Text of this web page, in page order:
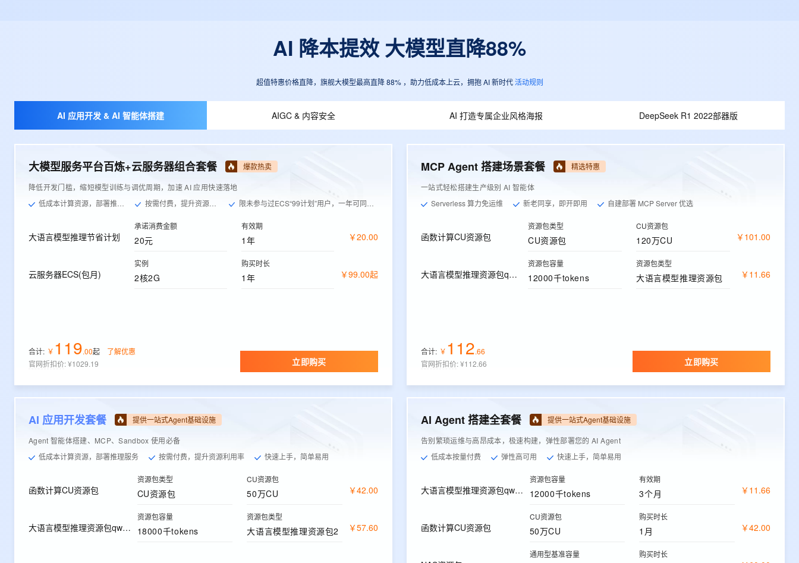
AI 降本提效 大模型直降88%
超值特惠价格直降，旗舰大模型最高直降 88% ，助力低成本上云，拥抱 AI 新时代 活动规则
AI 应用开发 & AI 智能体搭建 AIGC & 内容安全 AI 打造专属企业风格海报 DeepSeek R1 2022部器版
大模型服务平台百炼+云服务器组合套餐 爆款热卖
降低开发门槛，缩短模型训练与调优周期，加速 AI 应用快速落地
低成本计算资源，部署推理服务
按需付费，提升资源利用率 限未参与过ECS“99计划”用户，一年可同价续费1次
大语言模型推理节省计划
承诺消费金额
20元
有效期
1年 ￥20.00
云服务器ECS(包月)
实例
2核2G
购买时长
1年 ￥99.00起
合计: ￥ 119.00起
了解优惠
官网折扣价:¥1029.19 立即购买
MCP Agent 搭建场景套餐 精选特惠
一站式轻松搭建生产级别 AI 智能体
Serverless 算力免运维
新老同享，即开即用 自建部署 MCP Server 优选
函数计算CU资源包
资源包类型
CU资源包
CU资源包
120万CU ￥ 101 .00
大语言模型推理资源包qwen-plus
资源包容量
12000千tokens
资源包类型
大语言模型推理资源包 ￥ 11 .66
合计: ￥ 112.66
官网折扣价:¥112.66 立即购买
AI 应用开发套餐 提供一站式Agent基础设施
Agent 智能体搭建、MCP、Sandbox 使用必备
低成本计算资源，部署推理服务
按需付费，提升资源利用率 快速上手，简单易用
函数计算CU资源包
资源包类型
CU资源包
CU资源包
50万CU ￥42.00
大语言模型推理资源包qwen-max
资源包容量
18000千tokens
资源包类型
大语言模型推理资源包2 ￥57.60
AI Agent 搭建全套餐 提供一站式Agent基础设施
告别繁琐运维与高昂成本，极速构建，弹性部署您的 AI Agent
低成本按量付费
弹性高可用 快速上手，简单易用
大语言模型推理资源包qwen-plus
资源包容量
12000千tokens
有效期
3个月 ￥ 11 .66
函数计算CU资源包
CU资源包
50万CU
购买时长
1月 ￥42.00
通用型基准容量 购买时长